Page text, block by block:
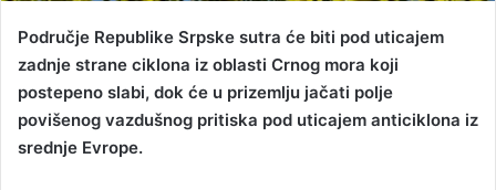
Područje Republike Srpske sutra će biti pod uticajem
zadnje strane ciklona iz oblasti Crnog mora koji
postepeno slabi, dok će u prizemlju jačati polje
povišenog vazdušnog pritiska pod uticajem anticiklona iz
srednje Evrope.